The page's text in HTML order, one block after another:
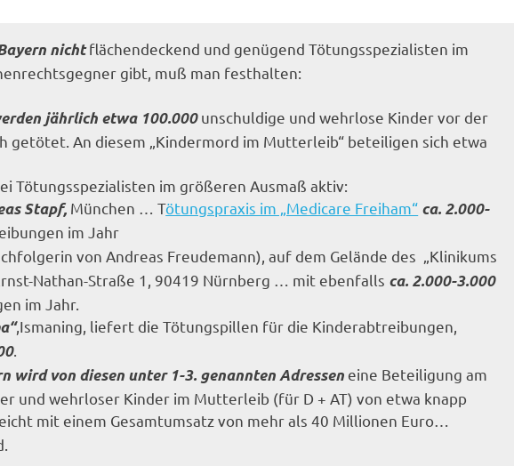
nichtflächendeckend und genügend Tötungsspezialisten im
gibt, muß man festhalten:
jährlich etwa 100.000unschuldige und wehrlose Kinder vor der
getötet. An diesem „Kindermord im Mutterleib“ beteiligen sich etwa
Tötungsspezialisten im größeren Ausmaß aktiv:
Stapf, München … Tötungspraxis im „Medicare Freiham“ ca. 2.000-
im Jahr
von Andreas Freudemann), auf dem Gelände des
„Klinikums
Nathan-Straße 1, 90419 Nürnberg … mit ebenfalls ca. 2.000-3.000
im Jahr.
,Ismaning, liefert die Tötungspillen für die Kinderabtreibungen,
.
wird von diesen unter 1-3. genannten Adressen eine Beteiligung am
und wehrloser Kinder im Mutterleib (für D + AT) von etwa knapp
mit einem Gesamtumsatz von mehr als 40 Millionen Euro…